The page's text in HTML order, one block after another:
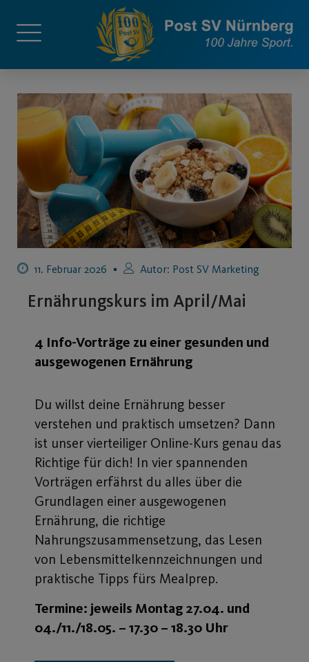
11. Februar 2026 Autor: Post SV Marketing
Ernährungskurs im April/Mai
4 Info-Vorträge zu einer gesunden und
ausgewogenen Ernährung
Du willst deine Ernährung besser
verstehen und praktisch umsetzen? Dann
ist unser vierteiliger Online-Kurs genau das
Richtige für dich! In vier spannenden
Vorträgen erfährst du alles über die
Grundlagen einer ausgewogenen
Ernährung, die richtige
Nahrungszusammensetzung, das Lesen
von Lebensmittelkennzeichnungen und
praktische Tipps fürs Mealprep.
Termine: jeweils Montag 27.04. und
04./11./18.05. – 17.30 – 18.30 Uhr